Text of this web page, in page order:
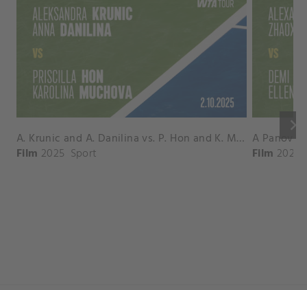
keyboard_arrow_right
A. Krunic and A. Danilina vs. P. Hon and K. Muchova Match Highlights - BEIJING_Capital Group Diamond ( October 02, 2025)
Film 2025 Sport Film 2026